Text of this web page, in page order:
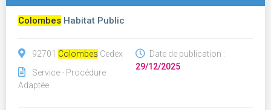
Colombes Habitat Public
92701 Colombes Cedex
Service - Procédure
Adaptée
Date de publication :
29/12/2025